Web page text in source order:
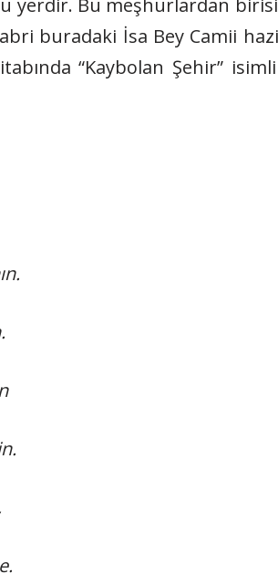
Bu meşhurlardan birisi
buradaki İsa Bey Camii
“Kaybolan Şehir”